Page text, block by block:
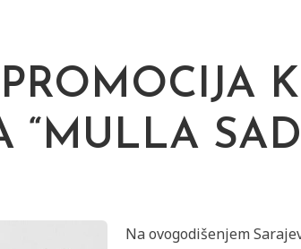
“MULLA
Na ovogodišenjem